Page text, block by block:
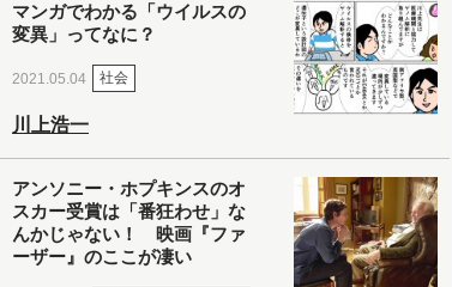
マンガでわかる「ウイルスの
変異」ってなに？
2021.05.04 社会
川上浩一
アンソニー・ホプキンスのオ
スカー受賞は「番狂わせ」な
んかじゃない！ 映画『ファ
ーザー』のここが凄い